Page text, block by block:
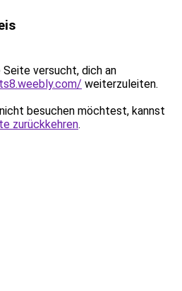
versucht, dich an
weiterzuleiten.
besuchen möchtest, kannst
zurückkehren.